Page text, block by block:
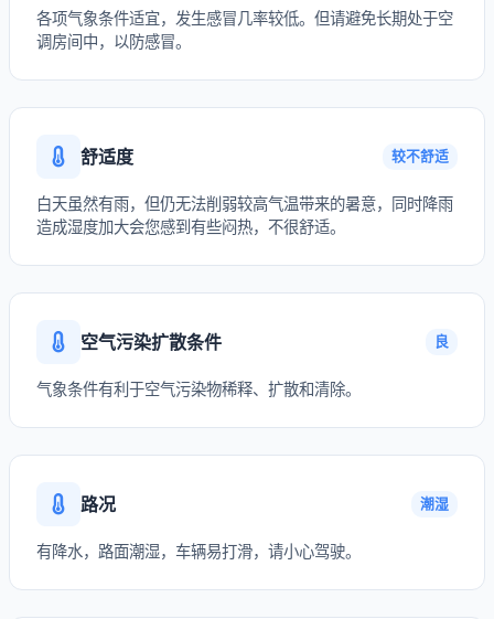
各项气象条件适宜，发生感冒几率较低。但请避免长期处于空
调房间中，以防感冒。
舒适度 较不舒适
白天虽然有雨，但仍无法削弱较高气温带来的暑意，同时降雨
造成湿度加大会您感到有些闷热，不很舒适。
空气污染扩散条件 良
气象条件有利于空气污染物稀释、扩散和清除。
路况 潮湿
有降水，路面潮湿，车辆易打滑，请小心驾驶。